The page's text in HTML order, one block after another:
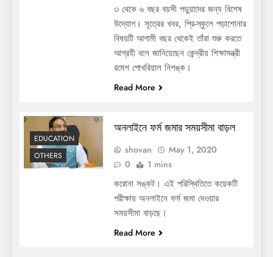
৩ থেকে ৬ বছর বয়সী পড়ুয়াদের জন্য বিশেষ
উদ্যোগ। সূত্রের খবর, প্রি-স্কুলে পড়াশোনার
বিষয়টি আগামী বছর থেকেই তাঁরা শুরু করতে
আগ্রহী বলে জানিয়েছেন কেন্দ্রীয় শিক্ষামন্ত্রী
রমেশ পোখরিয়াল নিশঙ্ক।
Read More
EDUCATION
OTHERS
অনলাইনে ফর্ম জমার সময়সীমা বাড়ল
shovan
May 1, 2020
0
1 mins
করোনা সঙ্কট। এই পরিস্থিতিতে কয়েকটি
পরীক্ষায় অনলাইনে ফর্ম জমা দেওয়ার
সময়সীমা বাড়ছে।
Read More